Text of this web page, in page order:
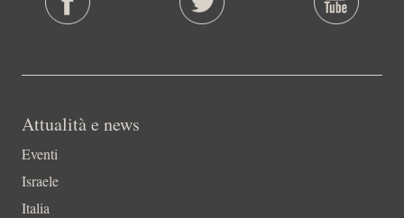
Attualità e news
Eventi
Israele
Italia